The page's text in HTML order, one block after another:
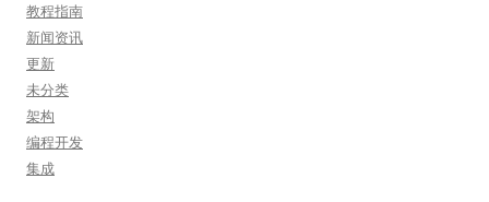
教程指南
新闻资讯
更新
未分类
架构
编程开发
集成